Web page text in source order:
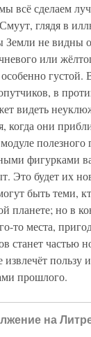
всё сделаем
глядя в
Земли не видны
или
густой.
в
видеть
когда они
полезного
фигурками
Это будет их
быть теми,
планете; но в
то места,
станет частью
извлечёт пользу
прошлого.
на